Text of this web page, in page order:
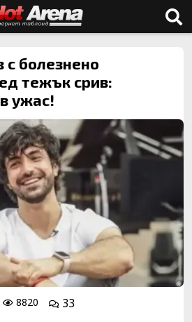
с болезнено
тежък срив:
ужас!
8820
33